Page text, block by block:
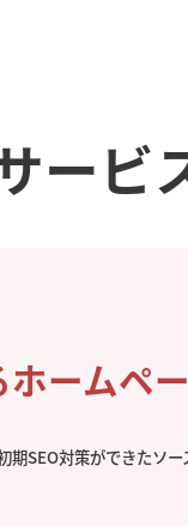
ービ
ームペ
SEO対策ができたソ